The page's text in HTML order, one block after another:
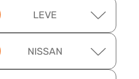
LEVE
NISSAN